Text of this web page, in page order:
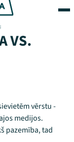
VS.
vērstu -
medijos.
pazemība, tad